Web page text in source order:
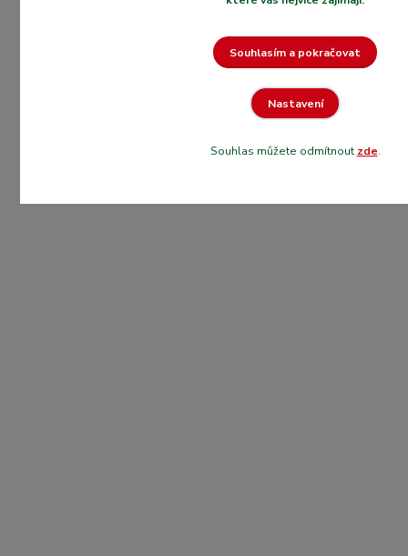
Nastavení
Souhlasím a pokračovat
Souhlas můžete odmítnout zde.